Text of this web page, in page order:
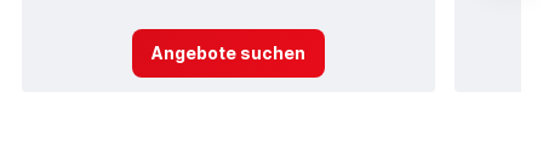
Angebote suchen